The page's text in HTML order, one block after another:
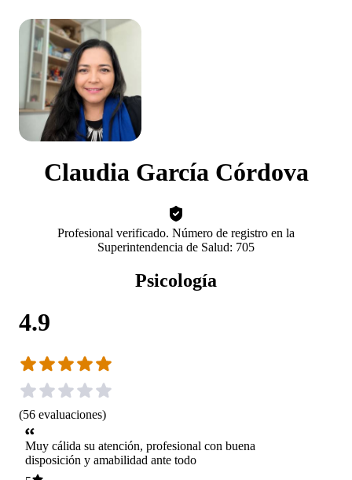
Claudia García Córdova
Profesional verificado. Número de registro en la
Superintendencia de Salud: 705
Psicología
4.9
(56 evaluaciones)
Muy cálida su atención, profesional con buena
disposición y amabilidad ante todo